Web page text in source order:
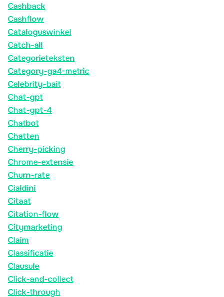
Cashback
Cashflow
Cataloguswinkel
Catch-all
Categorieteksten
Category-ga4-metric
Celebrity-bait
Chat-gpt
Chat-gpt-4
Chatbot
Chatten
Cherry-picking
Chrome-extensie
Churn-rate
Cialdini
Citaat
Citation-flow
Citymarketing
Claim
Classificatie
Clausule
Click-and-collect
Click-through